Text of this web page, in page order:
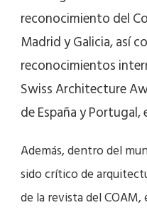
reconocimiento del
Madrid y Galicia, así
reconocimientos
Swiss Architecture
de España y Portugal,
Además, dentro del
sido crítico de
de la revista del